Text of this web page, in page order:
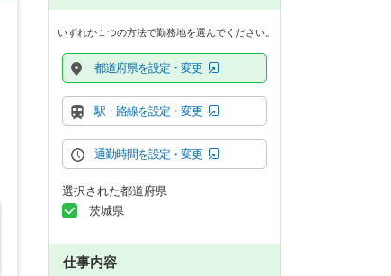
いずれか１つの方法で勤務地を選んでください。
都道府県を設定・変更
駅・路線を設定・変更
通勤時間を設定・変更
選択された都道府県
茨城県
仕事内容